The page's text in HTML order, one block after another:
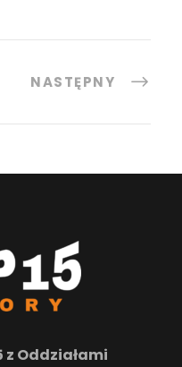
NASTĘPNY
z Oddziałami